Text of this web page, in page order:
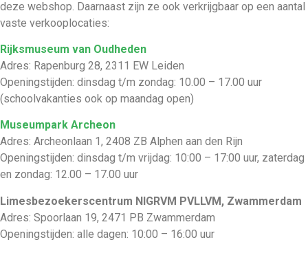
deze webshop. Daarnaast zijn ze ook verkrijgbaar op een aantal
vaste verkooplocaties:
Rijksmuseum van Oudheden
Adres: Rapenburg 28, 2311 EW Leiden
Openingstijden: dinsdag t/m zondag: 10.00 – 17.00 uur
(schoolvakanties ook op maandag open)
Museumpark Archeon
Adres: Archeonlaan 1, 2408 ZB Alphen aan den Rijn
Openingstijden: dinsdag t/m vrijdag: 10:00 – 17:00 uur, zaterdag
en zondag: 12.00 – 17.00 uur
Limesbezoekerscentrum NIGRVM PVLLVM, Zwammerdam
Adres: Spoorlaan 19, 2471 PB Zwammerdam
Openingstijden: alle dagen: 10:00 – 16:00 uur